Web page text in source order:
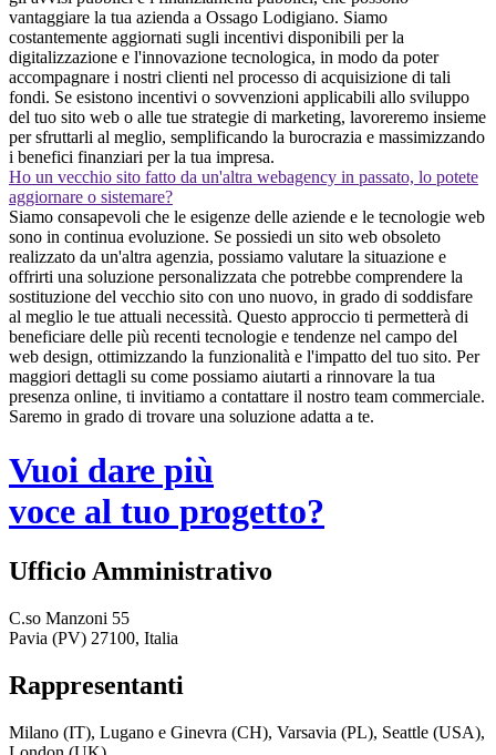
vantaggiare la tua azienda a Ossago Lodigiano. Siamo
costantemente aggiornati sugli incentivi disponibili per la
digitalizzazione e l'innovazione tecnologica, in modo da poter
accompagnare i nostri clienti nel processo di acquisizione di tali
fondi. Se esistono incentivi o sovvenzioni applicabili allo sviluppo
del tuo sito web o alle tue strategie di marketing, lavoreremo insieme
per sfruttarli al meglio, semplificando la burocrazia e massimizzando
i benefici finanziari per la tua impresa.
Ho un vecchio sito fatto da un'altra webagency in passato, lo potete
aggiornare o sistemare?
Siamo consapevoli che le esigenze delle aziende e le tecnologie web
sono in continua evoluzione. Se possiedi un sito web obsoleto
realizzato da un'altra agenzia, possiamo valutare la situazione e
offrirti una soluzione personalizzata che potrebbe comprendere la
sostituzione del vecchio sito con uno nuovo, in grado di soddisfare
al meglio le tue attuali necessità. Questo approccio ti permetterà di
beneficiare delle più recenti tecnologie e tendenze nel campo del
web design, ottimizzando la funzionalità e l'impatto del tuo sito. Per
maggiori dettagli su come possiamo aiutarti a rinnovare la tua
presenza online, ti invitiamo a contattare il nostro team commerciale.
Saremo in grado di trovare una soluzione adatta a te.
Vuoi dare più
voce al tuo progetto?
Ufficio Amministrativo
C.so Manzoni 55
Pavia (PV) 27100, Italia
Rappresentanti
Milano (IT), Lugano e Ginevra (CH), Varsavia (PL), Seattle (USA),